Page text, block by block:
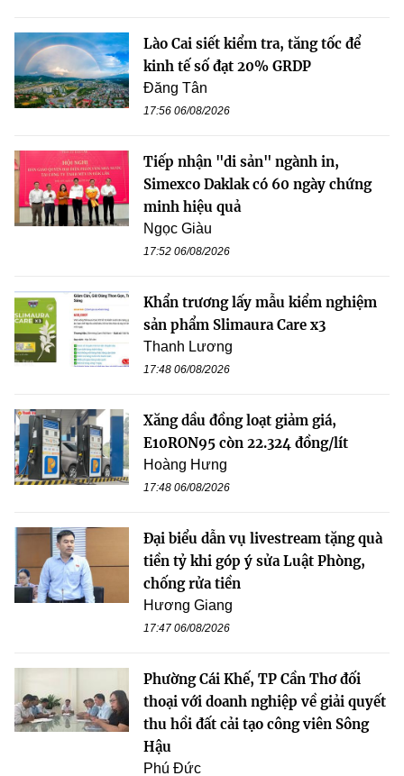
Lào Cai siết kiểm tra, tăng tốc để
kinh tế số đạt 20% GRDP
Đăng Tân
17:56 06/08/2026
Tiếp nhận "di sản" ngành in,
Simexco Daklak có 60 ngày chứng
minh hiệu quả
Ngọc Giàu
17:52 06/08/2026
Khẩn trương lấy mẫu kiểm nghiệm
sản phẩm Slimaura Care x3
Thanh Lương
17:48 06/08/2026
Xăng dầu đồng loạt giảm giá,
E10RON95 còn 22.324 đồng/lít
Hoàng Hưng
17:48 06/08/2026
Đại biểu dẫn vụ livestream tặng quà
tiền tỷ khi góp ý sửa Luật Phòng,
chống rửa tiền
Hương Giang
17:47 06/08/2026
Phường Cái Khế, TP Cần Thơ đối
thoại với doanh nghiệp về giải quyết
thu hồi đất cải tạo công viên Sông
Hậu
Phú Đức